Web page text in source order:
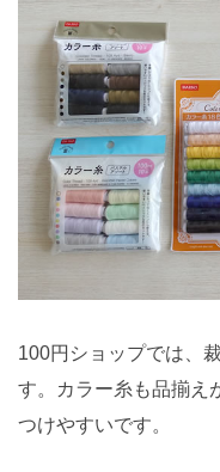
100円ショップでは、
す。カラー糸も品揃え
つけやすいです。